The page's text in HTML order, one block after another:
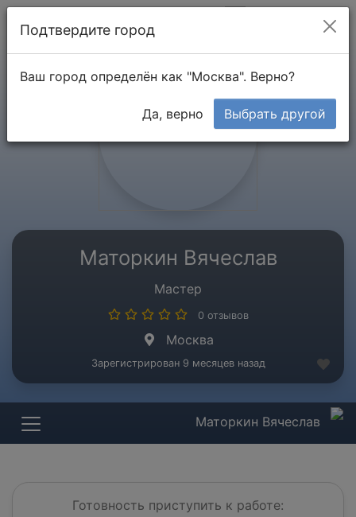
Маторкин Вячеслав
Мастер
0 отзывов
Москва
Зарегистрирован 9 месяцев назад
Маторкин Вячеслав
Готовность приступить к работе:
Подтвердите город
Ваш город определён как "Москва". Верно?
Да, верно Выбрать другой